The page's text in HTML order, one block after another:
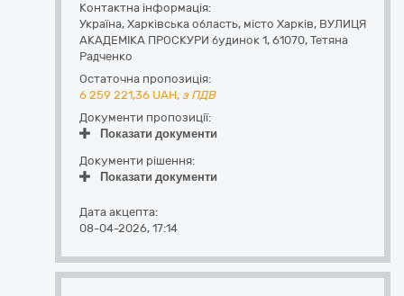
Контактна інформація:
Україна, Харківська область, місто Харків, ВУЛИЦЯ
АКАДЕМІКА ПРОСКУРИ будинок 1, 61070, Тетяна
Радченко
Остаточна пропозиція:
6 259 221,36 UAH, з ПДВ
Документи пропозиції:
Показати документи
Документи рішення:
Показати документи
Дата акцепта:
08-04-2026, 17:14